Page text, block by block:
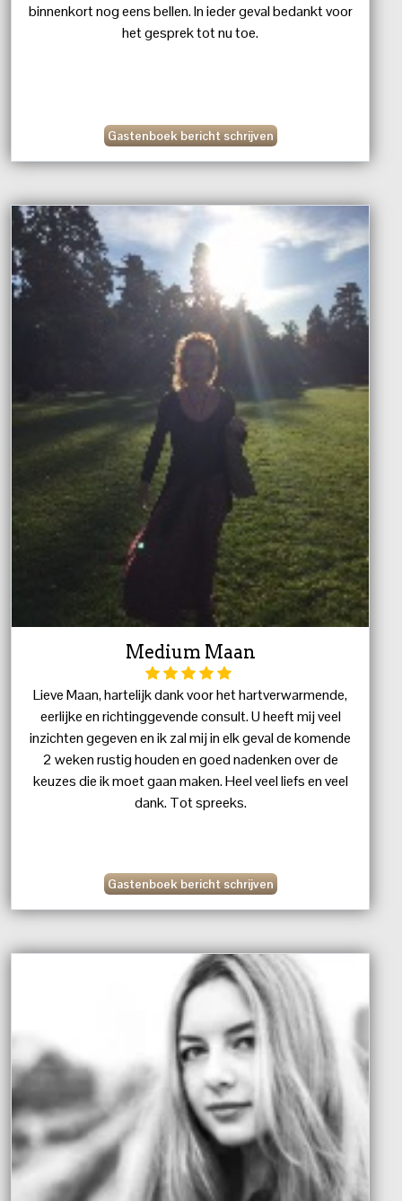
binnenkort nog eens bellen. In ieder geval bedankt voor
het gesprek tot nu toe.
Gastenboek bericht schrijven
Medium Maan
Lieve Maan, hartelijk dank voor het hartverwarmende,
eerlijke en richtinggevende consult. U heeft mij veel
inzichten gegeven en ik zal mij in elk geval de komende
2 weken rustig houden en goed nadenken over de
keuzes die ik moet gaan maken. Heel veel liefs en veel
dank. Tot spreeks.
Gastenboek bericht schrijven